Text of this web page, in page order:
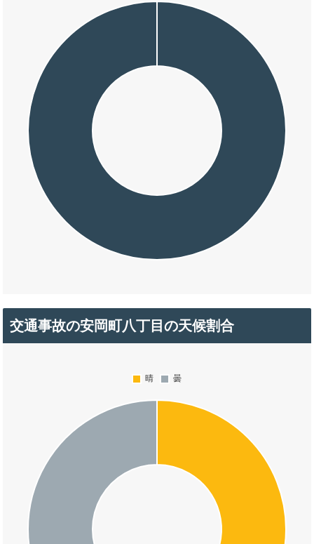
交通事故の安岡町八丁目の天候割合